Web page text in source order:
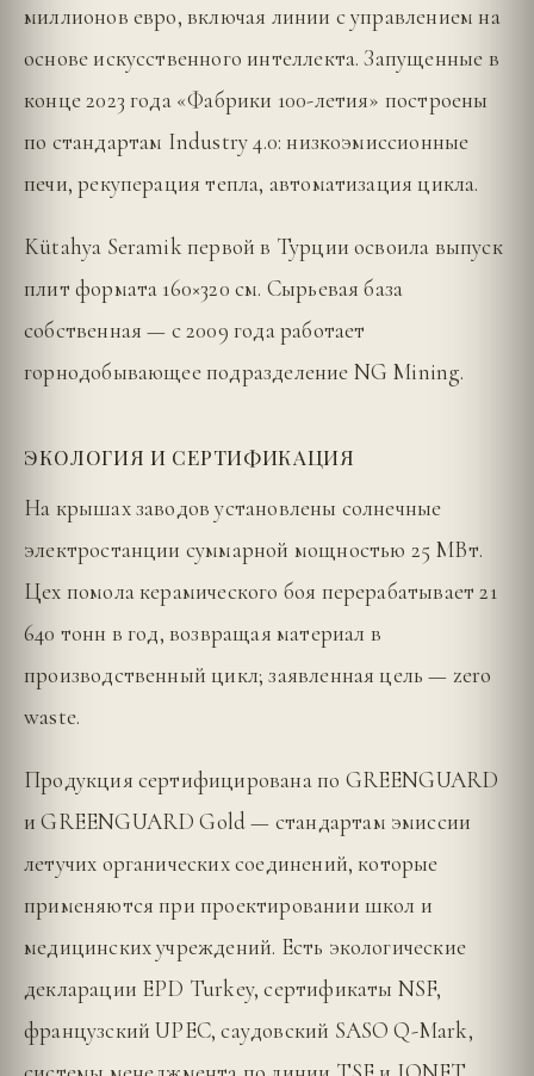
миллионов евро, включая линии с управлением на
основе искусственного интеллекта. Запущенные в
конце 2023 года «Фабрики 100-летия» построены
по стандартам Industry 4.0: низкоэмиссионные
печи, рекуперация тепла, автоматизация цикла.
Kütahya Seramik первой в Турции освоила выпуск
плит формата 160×320 см. Сырьевая база
собственная — с 2009 года работает
горнодобывающее подразделение NG Mining.
ЭКОЛОГИЯ И СЕРТИФИКАЦИЯ
На крышах заводов установлены солнечные
электростанции суммарной мощностью 25 МВт.
Цех помола керамического боя перерабатывает 21
640 тонн в год, возвращая материал в
производственный цикл; заявленная цель — zero
waste.
Продукция сертифицирована по GREENGUARD
и GREENGUARD Gold — стандартам эмиссии
летучих органических соединений, которые
применяются при проектировании школ и
медицинских учреждений. Есть экологические
декларации EPD Turkey, сертификаты NSF,
французский UPEC, саудовский SASO Q-Mark,